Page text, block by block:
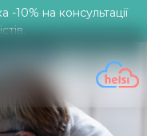
-10% на консультації